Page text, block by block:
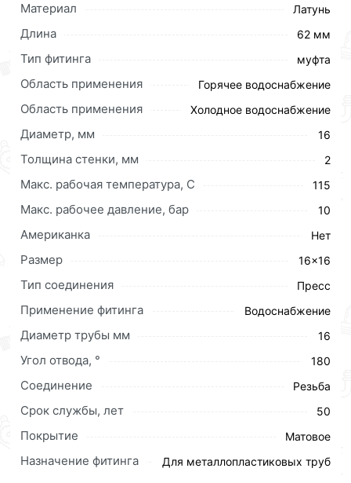
наиболее надежных способов соединения
металлопластиковых труб. Трубопровод в
результате такого монтажа получается
неразъемным и очень надежным, при правильном
монтаже протечки практически исключены.
Для приобретения данной позиции, кликните
мышкой«Добавить в корзину»
кнопку«Быстрый заказ»
. Также можете оформить
Материал Латунь
Длина 62 мм
Тип фитинга муфта
Область применения Горячее водоснабжение
Область применения Холодное водоснабжение
Диаметр, мм 16
Толщина стенки, мм 2
Макс. рабочая температура, C 115
Макс. рабочее давление, бар 10
Американка Нет
Размер 16×16
Тип соединения Пресс
Применение фитинга Водоснабжение
Диаметр трубы мм 16
Угол отвода, ° 180
Соединение Резьба
Срок службы, лет 50
Покрытие Матовое
Назначение фитинга Для металлопластиковых труб